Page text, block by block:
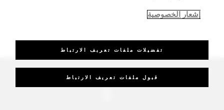
إشعار الخصوصية
تفضيلات ملفات تعريف الارتباط
قبول ملفات تعريف الارتباط